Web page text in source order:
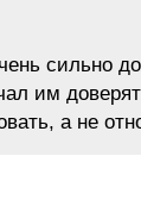
сильно
им
а не